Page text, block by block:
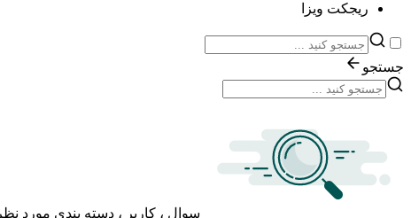
ریجکت ویزا
جستجو
سوال ، کاربر ، دسته بندی مورد